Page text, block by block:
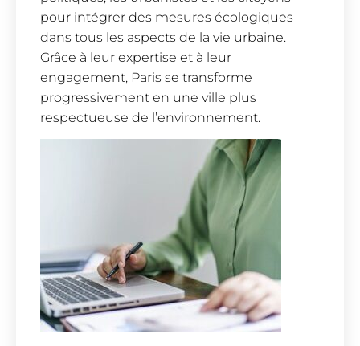
pour intégrer des mesures écologiques
dans tous les aspects de la vie urbaine.
Grâce à leur expertise et à leur
engagement, Paris se transforme
progressivement en une ville plus
respectueuse de l’environnement.